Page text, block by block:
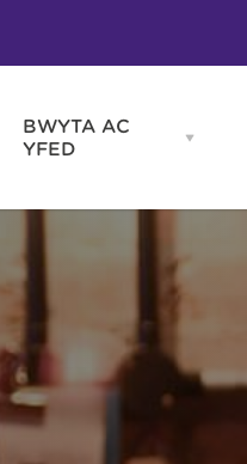
BWYTA AC
YFED
Open
YFED
Tafarndai a Bariau